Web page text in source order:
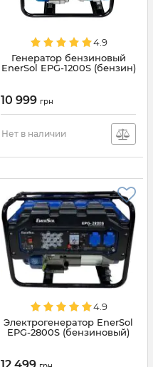
4.9
Генератор бензиновый
EnerSol EPG-1200S (бензин)
10 999 грн
Нет в наличии
4.9
Электрогенератор EnerSol
EPG-2800S (бензиновый)
12 499